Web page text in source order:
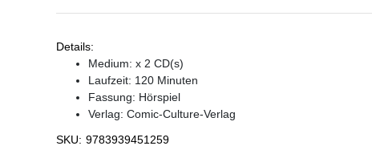
Details:
Medium: x 2 CD(s)
Laufzeit: 120 Minuten
Fassung: Hörspiel
Verlag: Comic-Culture-Verlag
SKU: 9783939451259